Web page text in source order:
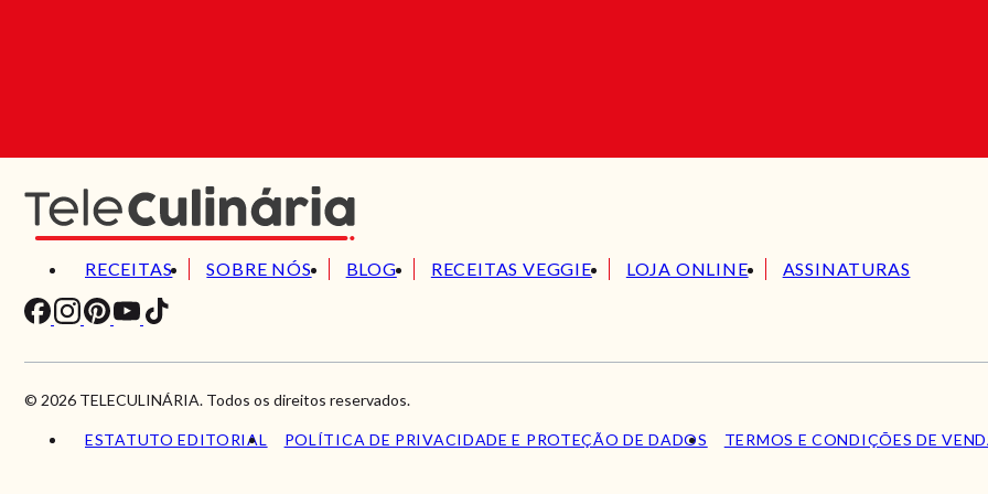
RECEITAS SOBRE NÓS BLOG RECEITAS VEGGIE LOJA ONLINE ASSINATURAS
© 2026 TELECULINÁRIA. Todos os direitos reservados.
ESTATUTO EDITORIAL POLÍTICA DE PRIVACIDADE E PROTEÇÃO DE DADOS TERMOS E CONDIÇÕES DE